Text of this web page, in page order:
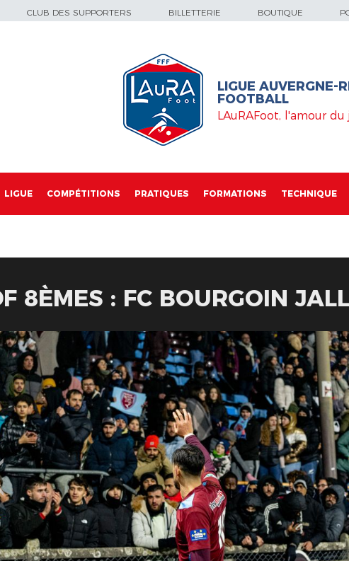
CLUB DES SUPPORTERS BILLETTERIE BOUTIQUE
LIGUE AUVERGNE-
FOOTBALL
LAuRAFoot, l'amour du
LIGUE COMPÉTITIONS PRATIQUES FORMATIONS TECHNIQUE
8ÈMES : FC BOURGOIN